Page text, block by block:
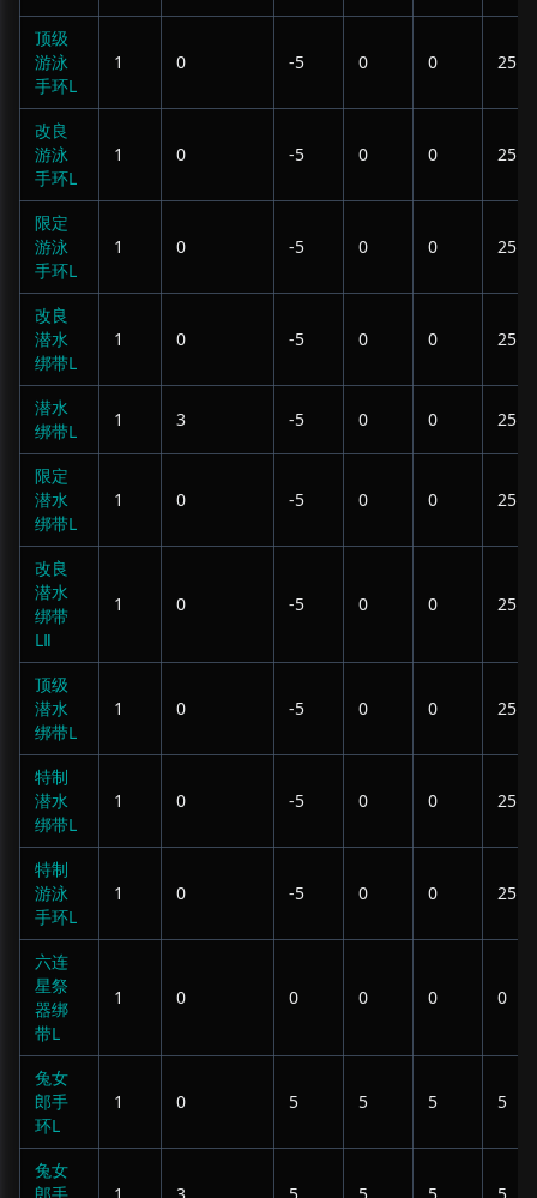
顶级
游泳
手环L
1 0 -5 0 0 25
改良
游泳
手环L
1 0 -5 0 0 25
限定
游泳
手环L
1 0 -5 0 0 25
改良
潜水
绑带L
1 0 -5 0 0 25
潜水
绑带L
1 3 -5 0 0 25
限定
潜水
绑带L
1 0 -5 0 0 25
改良
潜水
绑带
LⅡ
1 0 -5 0 0 25
顶级
潜水
绑带L
1 0 -5 0 0 25
特制
潜水
绑带L
1 0 -5 0 0 25
特制
游泳
手环L
1 0 -5 0 0 25
六连
星祭
器绑
带L
1 0 0 0 0 0
兔女
郎手
环L
1 0 5 5 5 5
兔女